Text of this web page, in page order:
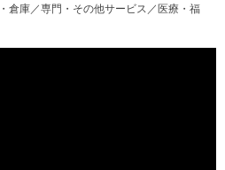
倉庫／専門・その他サービス／医療・福